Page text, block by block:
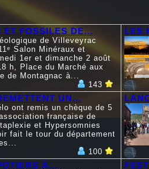
ET FOSSILES DE...
de Villeveyrac
Salon Minéraux et
1er et dimanche 2 août
h, Place du Marché aux
de Montagnac à...
143
LES
UN...
ont remis un chèque de 5
française de
et Hypersomnies
fait le tour du département
100
À...